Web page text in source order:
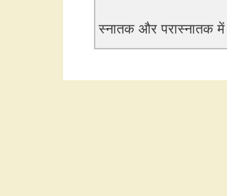
स्नातक और परास्नातक में